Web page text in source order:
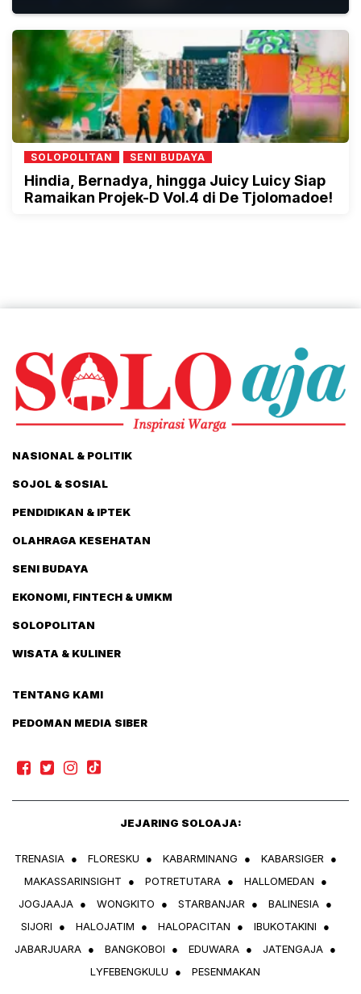
SOLOPOLITAN SENI BUDAYA
Hindia, Bernadya, hingga Juicy Luicy Siap
Ramaikan Projek-D Vol.4 di De Tjolomadoe!
NASIONAL & POLITIK
SOJOL & SOSIAL
PENDIDIKAN & IPTEK
OLAHRAGA KESEHATAN
SENI BUDAYA
EKONOMI, FINTECH & UMKM
SOLOPOLITAN
WISATA & KULINER
TENTANG KAMI
PEDOMAN MEDIA SIBER
JEJARING SOLOAJA:
TRENASIA ● FLORESKU ● KABARMINANG ● KABARSIGER
●
MAKASSARINSIGHT
● POTRETUTARA ● HALLOMEDAN
●
JOGJAAJA ● WONGKITO ● STARBANJAR ● BALINESIA ●
SIJORI
● HALOJATIM ● HALOPACITAN ● IBUKOTAKINI
●
JABARJUARA ● BANGKOBOI ● EDUWARA ● JATENGAJA ●
LYFEBENGKULU
● PESENMAKAN